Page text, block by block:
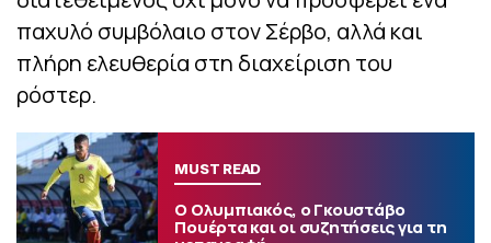
παχυλό συμβόλαιο στον Σέρβο, αλλά και
πλήρη ελευθερία στη διαχείριση του
ρόστερ.
MUST READ
Ο Ολυμπιακός, ο Γκουστάβο
Πουέρτα και οι συζητήσεις για τη